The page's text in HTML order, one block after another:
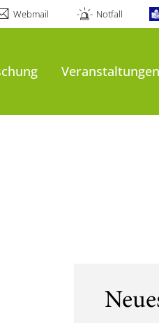
Webmail Notfall
Veranstaltungen